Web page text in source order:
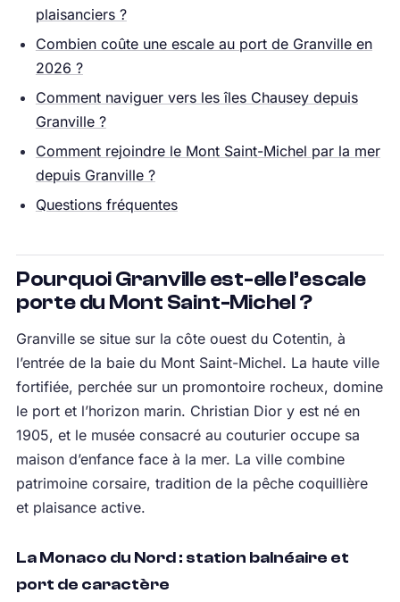
plaisanciers ?
Combien coûte une escale au port de Granville en
2026 ?
Comment naviguer vers les îles Chausey depuis
Granville ?
Comment rejoindre le Mont Saint-Michel par la mer
depuis Granville ?
Questions fréquentes
Pourquoi Granville est-elle l’escale
porte du Mont Saint-Michel ?
Granville se situe sur la côte ouest du Cotentin, à
l’entrée de la baie du Mont Saint-Michel. La haute ville
fortifiée, perchée sur un promontoire rocheux, domine
le port et l’horizon marin. Christian Dior y est né en
1905, et le musée consacré au couturier occupe sa
maison d’enfance face à la mer. La ville combine
patrimoine corsaire, tradition de la pêche coquillière
et plaisance active.
La Monaco du Nord : station balnéaire et
port de caractère